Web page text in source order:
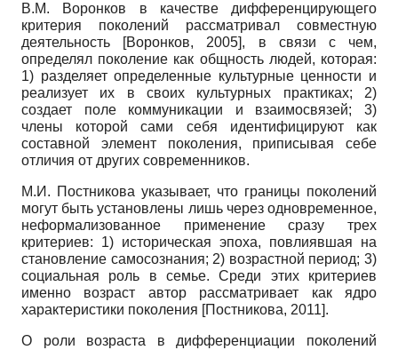
В.М. Воронков в качестве дифференцирующего
критерия поколений рассматривал совместную
деятельность
[Воронков, 2005], в связи с чем,
определял поколение как общность людей, которая:
1) разделяет определенные культурные ценности и
реализует их в своих культурных практиках; 2)
создает поле коммуникации и взаимосвязей; 3)
члены которой сами себя идентифицируют как
составной элемент поколения, приписывая себе
отличия от других современников.
М.И. Постникова указывает, что границы поколений
могут быть установлены лишь через одновременное,
неформализованное применение сразу трех
критериев: 1) историческая эпоха, повлиявшая на
становление самосознания; 2) возрастной период; 3)
социальная роль в семье. Среди этих критериев
именно возраст автор рассматривает как ядро
характеристики поколения [Постникова, 2011].
О роли возраста в дифференциации поколений